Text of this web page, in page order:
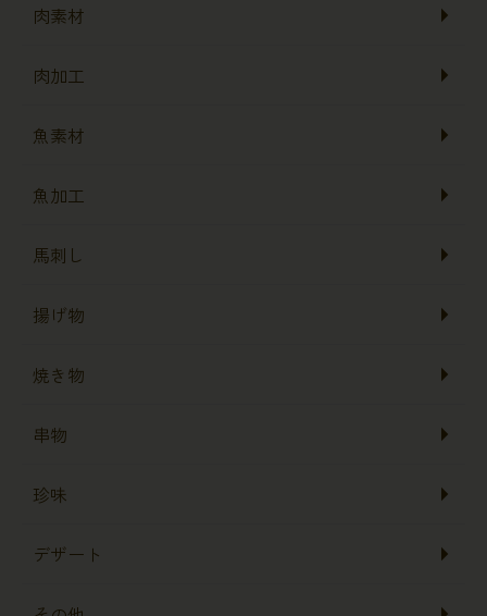
肉素材
肉加工
魚素材
魚加工
馬刺し
揚げ物
焼き物
串物
珍味
デザート